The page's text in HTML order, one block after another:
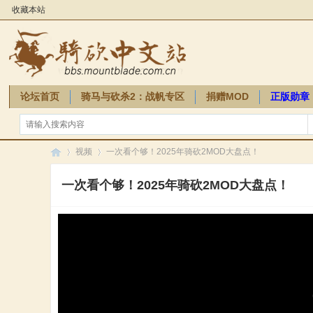
收藏本站
论坛首页 骑马与砍杀2：战帆专区 捐赠MOD 正版勋章
骑砍周边
骑 »
视频
»
一次看个够！2025年骑砍2MOD大盘点！
一次看个够！2025年骑砍2MOD大盘点！